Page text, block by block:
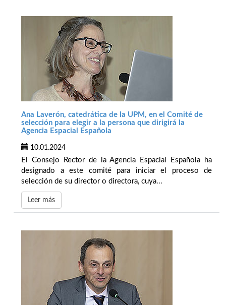
Ana Laverón, catedrática de la UPM, en el Comité de
selección para elegir a la persona que dirigirá la
Agencia Espacial Española
10.01.2024
El Consejo Rector de la Agencia Espacial Española ha
designado a este comité para iniciar el proceso de
selección de su director o directora, cuya...
Leer más